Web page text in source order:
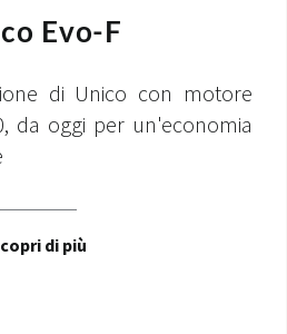
Evo-F
di Unico con motore
da oggi per un'economia
di più